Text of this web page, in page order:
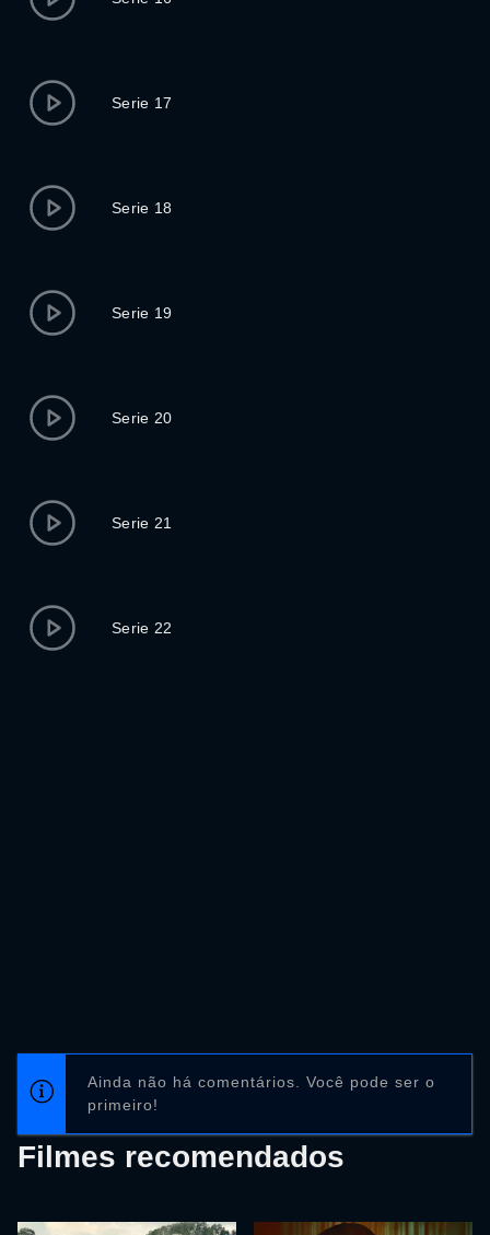
Serie 17
Serie 18
Serie 19
Serie 20
Serie 21
Serie 22
Ainda não há comentários. Você pode ser o
primeiro!
Filmes recomendados